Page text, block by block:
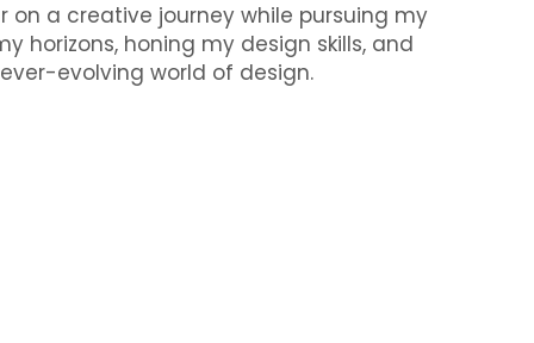
on a creative journey while pursuing my
horizons, honing my design skills, and
evolving world of design.